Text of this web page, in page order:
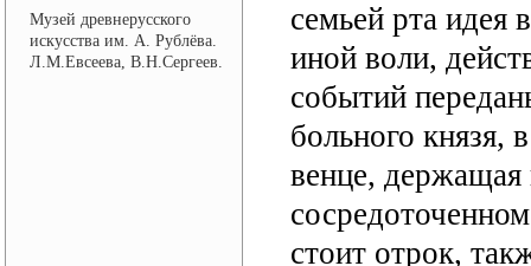
Музей древнерусского
искусства им. А. Рублёва.
Л.М.Евсеева, В.Н.Сергеев.
семьей рта идея
иной воли,
событий
больного князя,
венце, держащая
стоит отрок,